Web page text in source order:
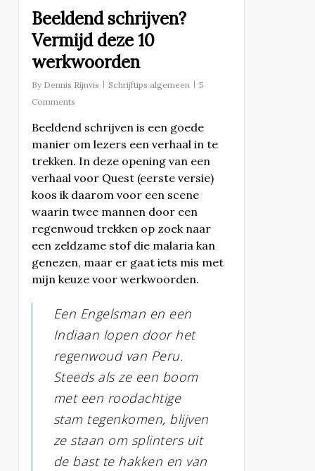
Beeldend schrijven?
Vermijd deze 10
werkwoorden
By Dennis Rijnvis Schrijftips algemeen
5
Comments
Beeldend schrijven is een goede
manier om lezers een verhaal in te
trekken. In deze opening van een
verhaal voor Quest (eerste versie)
koos ik daarom voor een scene
waarin twee mannen door een
regenwoud trekken op zoek naar
een zeldzame stof die malaria kan
genezen, maar er gaat iets mis met
mijn keuze voor werkwoorden.
Een Engelsman en een
Indiaan lopen door het
regenwoud van Peru.
Steeds als ze een boom
met een roodachtige
stam tegenkomen, blijven
ze staan om splinters uit
de bast te hakken en van